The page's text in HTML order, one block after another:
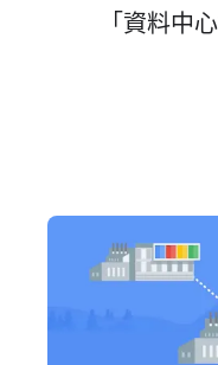
「資料​中